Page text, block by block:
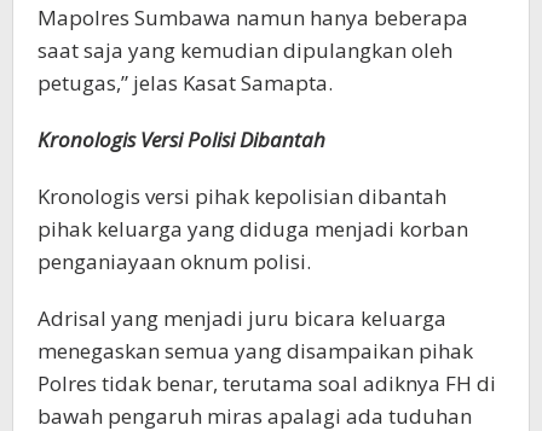
Mapolres Sumbawa namun hanya beberapa
saat saja yang kemudian dipulangkan oleh
petugas,” jelas Kasat Samapta.
Kronologis Versi Polisi Dibantah
Kronologis versi pihak kepolisian dibantah
pihak keluarga yang diduga menjadi korban
penganiayaan oknum polisi.
Adrisal yang menjadi juru bicara keluarga
menegaskan semua yang disampaikan pihak
Polres tidak benar, terutama soal adiknya FH di
bawah pengaruh miras apalagi ada tuduhan